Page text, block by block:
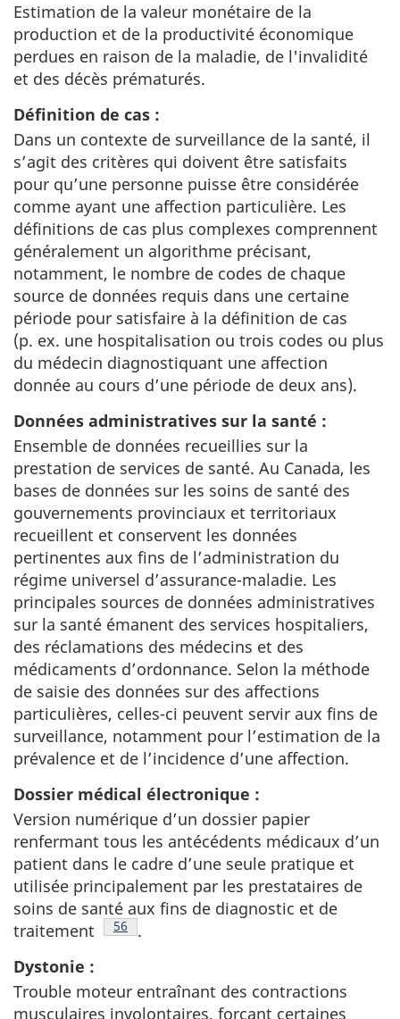
Estimation de la valeur monétaire de la
production et de la productivité économique
perdues en raison de la maladie, de l'invalidité
et des décès prématurés.
Définition de cas :
Dans un contexte de surveillance de la santé, il
s’agit des critères qui doivent être satisfaits
pour qu’une personne puisse être considérée
comme ayant une affection particulière. Les
définitions de cas plus complexes comprennent
généralement un algorithme précisant,
notamment, le nombre de codes de chaque
source de données requis dans une certaine
période pour satisfaire à la définition de cas
(p. ex. une hospitalisation ou trois codes ou plus
du médecin diagnostiquant une affection
donnée au cours d’une période de deux ans).
Données administratives sur la santé :
Ensemble de données recueillies sur la
prestation de services de santé. Au Canada, les
bases de données sur les soins de santé des
gouvernements provinciaux et territoriaux
recueillent et conservent les données
pertinentes aux fins de l’administration du
régime universel d’assurance-maladie. Les
principales sources de données administratives
sur la santé émanent des services hospitaliers,
des réclamations des médecins et des
médicaments d’ordonnance. Selon la méthode
de saisie des données sur des affections
particulières, celles-ci peuvent servir aux fins de
surveillance, notamment pour l’estimation de la
prévalence et de l’incidence d’une affection.
Dossier médical électronique :
Version numérique d’un dossier papier
renfermant tous les antécédents médicaux d’un
patient dans le cadre d’une seule pratique et
utilisée principalement par les prestataires de
soins de santé aux fins de diagnostic et de
traitement
Note de bas de page
56
.
Dystonie :
Trouble moteur entraînant des contractions
musculaires involontaires, forçant certaines